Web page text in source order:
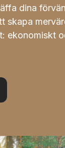
dina
skapa
ekonomiskt